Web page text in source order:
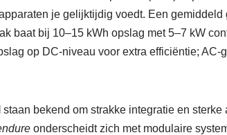
je gelijktijdig voedt. Een gemiddeld
baat bij 10–15 kWh opslag met 5–7 kW
op DC-niveau voor extra efficiëntie; AC-
staan bekend om strakke integratie en
onderscheidt zich met modulaire